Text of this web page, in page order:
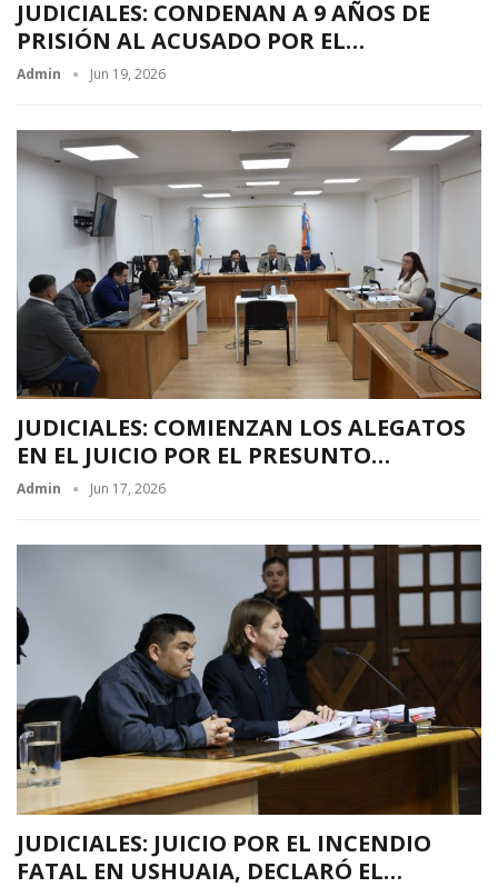
JUDICIALES: CONDENAN A 9 AÑOS DE
PRISIÓN AL ACUSADO POR EL…
Admin Jun 19, 2026
JUDICIALES: COMIENZAN LOS ALEGATOS
EN EL JUICIO POR EL PRESUNTO…
Admin Jun 17, 2026
JUDICIALES: JUICIO POR EL INCENDIO
FATAL EN USHUAIA, DECLARÓ EL…